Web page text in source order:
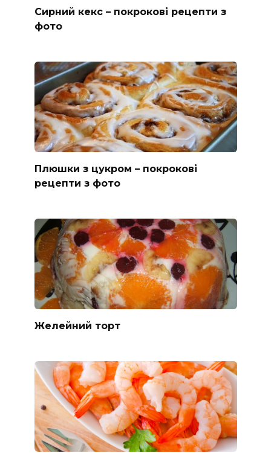
Сирний кекс – покрокові рецепти з
фото
Плюшки з цукром – покрокові
рецепти з фото
Желейний торт